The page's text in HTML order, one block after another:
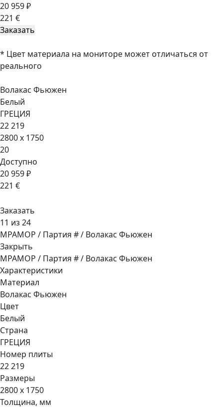
20 959 ₽
221 €
* Цвет материала на мониторе может отличаться от
реального
Волакас Фьюжен
Белый
ГРЕЦИЯ
22 219
2800 x 1750
20
Доступно
20 959 ₽
221 €
Заказать
11 из 24
МРАМОР / Партия # / Волакас Фьюжен
Закрыть
МРАМОР / Партия # / Волакас Фьюжен
Характеристики
Материал
Волакас Фьюжен
Цвет
Белый
Страна
ГРЕЦИЯ
Номер плиты
22 219
Размеры
2800 x 1750
Толщина, мм